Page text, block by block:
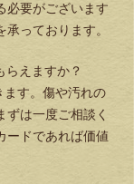
必要がございます
っております。
らえますか？
す。傷や汚れの
は一度ご相談く
ードであれば価値